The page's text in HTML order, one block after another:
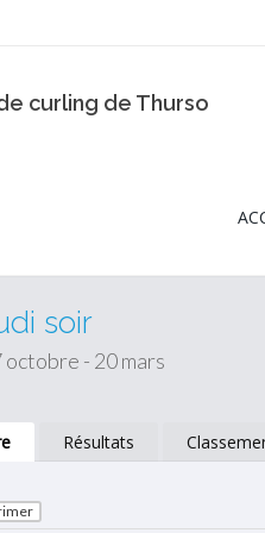
curling de Thurso
soir
octobre - 20 mars
Résultats